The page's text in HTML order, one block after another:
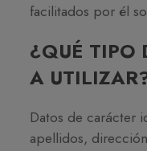
facilitados por él
¿QUÉ TIPO
A
Datos de carácter
apellidos,